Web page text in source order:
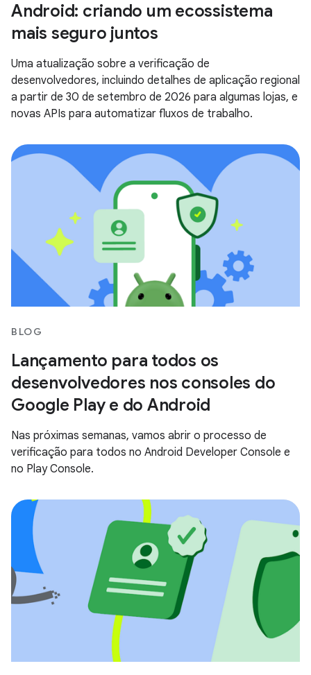
Android: criando um ecossistema
mais seguro juntos
Uma atualização sobre a verificação de
desenvolvedores, incluindo detalhes de aplicação regional
a partir de 30 de setembro de 2026 para algumas lojas, e
novas APIs para automatizar fluxos de trabalho.
BLOG
Lançamento para todos os
desenvolvedores nos consoles do
Google Play e do Android
Nas próximas semanas, vamos abrir o processo de
verificação para todos no Android Developer Console e
no Play Console.